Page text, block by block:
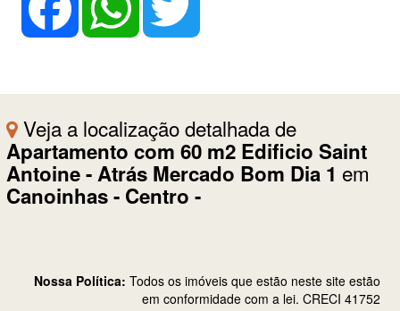
Veja a localização detalhada de
Apartamento com 60 m2 Edificio Saint
Antoine - Atrás Mercado Bom Dia 1 em
Canoinhas - Centro -
Nossa Política: Todos os imóveis que estão neste site estão
em conformidade com a lei. CRECI 41752